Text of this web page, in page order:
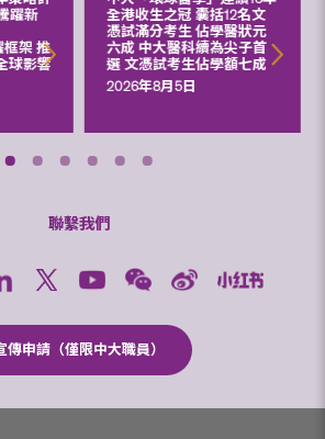
躍新
框架 推
球影響
全港收生之冠 囊括12名文
憑試滿分考生 佔學醫狀元
六成 中大醫科續為尖子首
選 文憑試考生佔學額七成
2026年8月5日
聯繫我們
傳申請（僅限中大職員）